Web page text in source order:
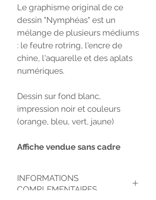
Le graphisme original de ce
dessin "Nymphéas" est un
mélange de plusieurs médiums
: le feutre rotring, l'encre de
chine, l'aquarelle et des aplats
numériques.
Dessin sur fond blanc,
impression noir et couleurs
(orange, bleu, vert, jaune)
Affiche vendue sans cadre
INFORMATIONS
COMPLEMENTAIRES